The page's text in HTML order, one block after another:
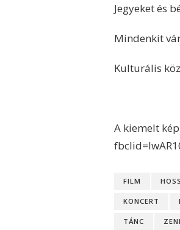
Jegyeket és
Mindenkit
Kulturális
A kiemelt
FILM
KONCERT
TÁNC